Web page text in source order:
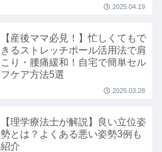
2025.04.19
【産後ママ必見！】忙しくてもで
きるストレッチポール活用法で肩
こり・腰痛緩和！自宅で簡単セル
フケア方法5選
2025.03.28
【理学療法士が解説】良い立位姿
勢とは？よくある悪い姿勢3例も
紹介